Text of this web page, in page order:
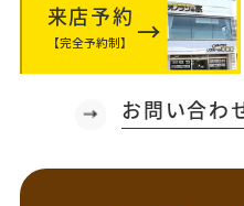
来店予約
【完全予約制】
お問い合わ